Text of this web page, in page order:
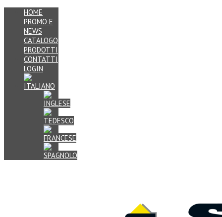
HOME
PROMO E
NEWS
CATALOGO
PRODOTTI
CONTATTI
LOGIN